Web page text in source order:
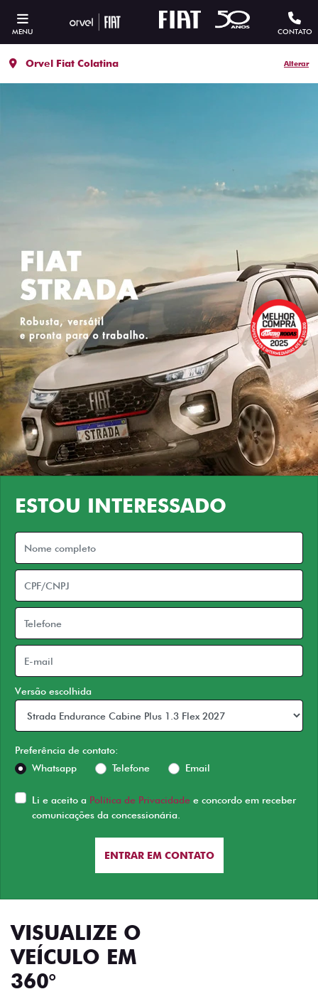
MENU CONTATO
Orvel Fiat Colatina Alterar
ESTOU INTERESSADO
Versão escolhida
Preferência de contato:
Whatsapp
Telefone Email
Li e aceito a Política de Privacidade e concordo em receber
comunicações da concessionária.
ENTRAR EM CONTATO
VISUALIZE O
VEÍCULO EM
360°